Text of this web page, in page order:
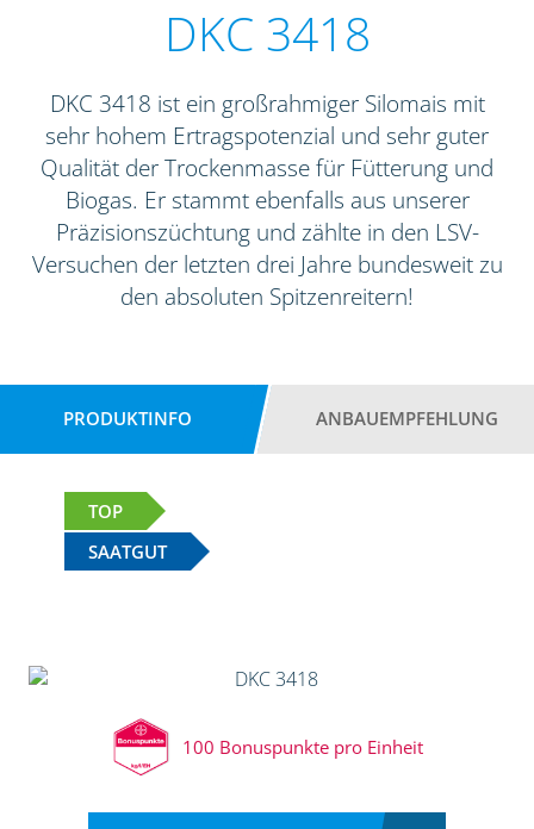
DKC 3418
DKC 3418 ist ein großrahmiger Silomais mit
sehr hohem Ertragspotenzial und sehr guter
Qualität der Trockenmasse für Fütterung und
Biogas. Er stammt ebenfalls aus unserer
Präzisionszüchtung und zählte in den LSV-
Versuchen der letzten drei Jahre bundesweit zu
den absoluten Spitzenreitern!
PRODUKTINFO ANBAUEMPFEHLUNG
TOP
SAATGUT
100 Bonuspunkte pro Einheit